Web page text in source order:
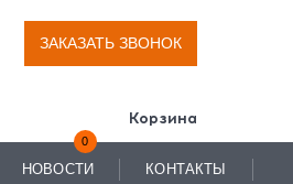
ЗАКАЗАТЬ ЗВОНОК
0
Корзина
НОВОСТИ КОНТАКТЫ